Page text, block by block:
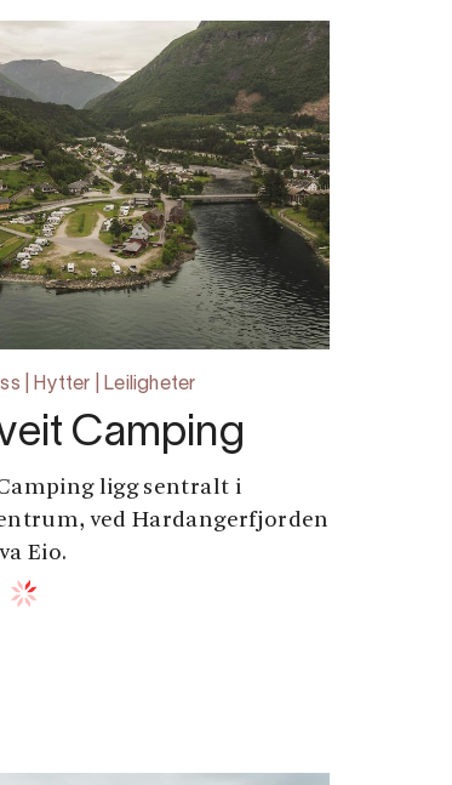
| Hytter | Leiligheter
Camping
ligg sentralt i
ved Hardangerfjorden
Eio.